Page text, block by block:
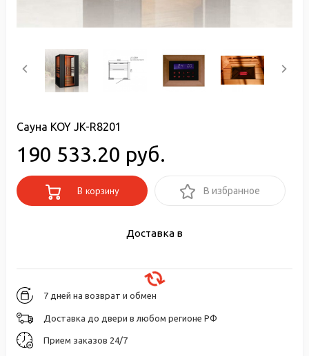
Сауна KOY JK-R8201
190 533.20 руб.
В корзину В избранное
Доставка в
7 дней на возврат и обмен
Доставка до двери в любом регионе РФ
Прием заказов 24/7